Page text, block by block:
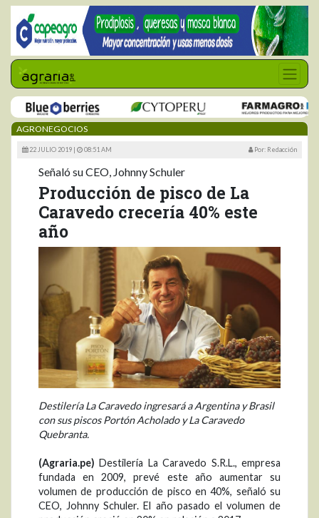
AGRONEGOCIOS
22 JULIO 2019 | 08:51 AM Por: Redacción
Señaló su CEO, Johnny Schuler
Producción de pisco de La
Caravedo crecería 40% este
año
Destilería La Caravedo ingresará a Argentina y Brasil
con sus piscos Portón Acholado y La Caravedo
Quebranta.
(Agraria.pe) Destilería La Caravedo S.R.L., empresa
fundada en 2009, prevé este año aumentar su
volumen de producción de pisco en 40%, señaló su
CEO, Johnny Schuler. El año pasado el volumen de